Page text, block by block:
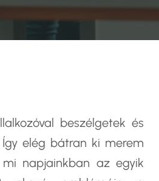
beszélgetek és
elég bátran ki merem
mi napjainkban az egyik